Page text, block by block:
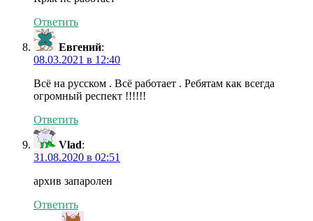
Ответить
Евгений:
08.03.2021 в 12:40
Всё на русском . Всё работает . Ребятам как всегда
огромный респект !!!!!!
Ответить
Vlad:
31.08.2020 в 02:51
архив запаролен
Ответить